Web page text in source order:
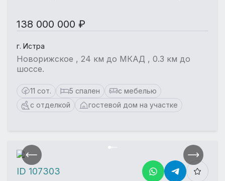
138 000 000 ₽
г. Истра
Новорижское , 24 км до МКАД , 0.3 км до
шоссе.
11 сот. 5 спален
с мебелью
с отделкой
гостевой дом на участке
ID 107303